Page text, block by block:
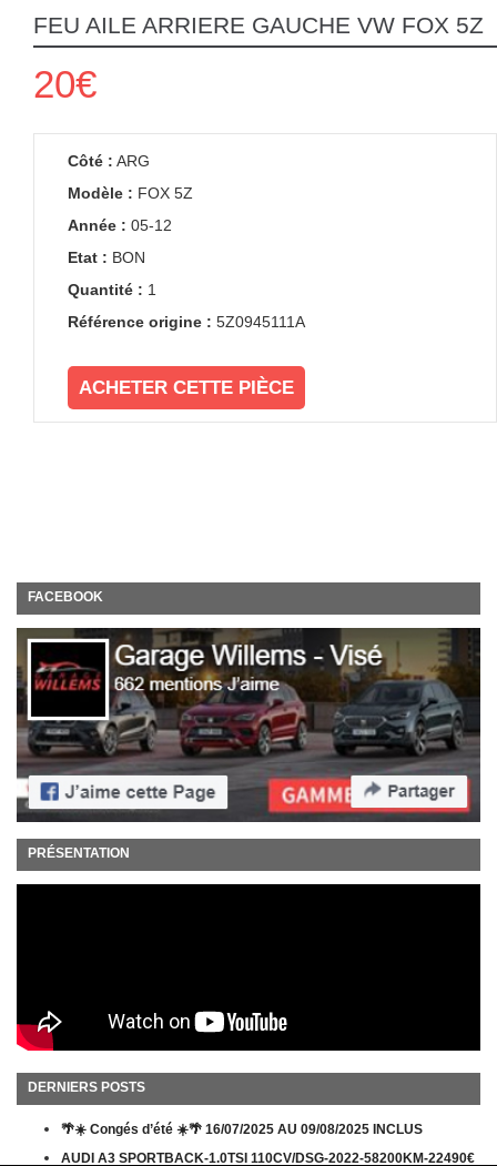
FEU AILE ARRIERE GAUCHE VW FOX 5Z
20€
Côté : ARG
Modèle : FOX 5Z
Année : 05-12
Etat : BON
Quantité : 1
Référence origine : 5Z0945111A
ACHETER CETTE PIÈCE
FACEBOOK
PRÉSENTATION
DERNIERS POSTS
🌴☀️ Congés d’été ☀️🌴 16/07/2025 AU 09/08/2025 INCLUS
AUDI A3 SPORTBACK-1.0TSI 110CV/DSG-2022-58200KM-22490€